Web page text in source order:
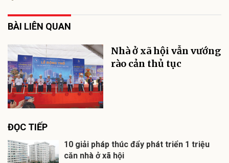
BÀI LIÊN QUAN
Nhà ở xã hội vẫn vướng
rào cản thủ tục
ĐỌC TIẾP
10 giải pháp thúc đẩy phát triển 1 triệu
căn nhà ở xã hội